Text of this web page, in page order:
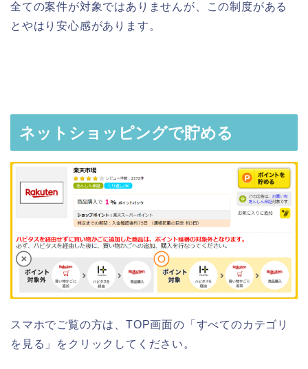
全ての案件が対象ではありませんが、この制度がある
とやはり安心感があります。
ネットショッピングで貯める
スマホでご覧の方は、TOP画面の「すべてのカテゴリ
を見る」をクリックしてください。